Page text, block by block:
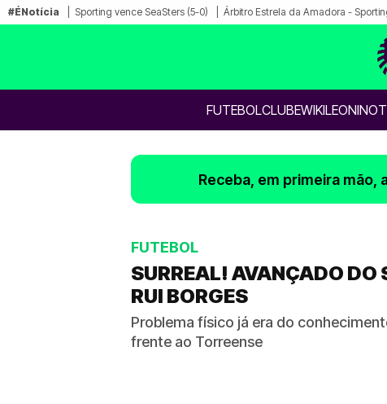
#ÉNotícia Sporting vence SeaSters (5-0) Árbitro Estrela da Amadora -
FUTEBOLCLUBEWIKILEONINO
Receba, em primeira mão,
FUTEBOL
SURREAL! AVANÇADO DO
RUI BORGES
Problema físico já era do
frente ao Torreense